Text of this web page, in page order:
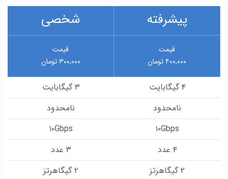
شخصی
قیمت
۳۰۰,۰۰۰ تومان
۳ گیگابایت
نامحدود
۱۰Gbps
۳ عدد
۲ گیگاهرتز
پیشرفته
قیمت
۴۰۰,۰۰۰ تومان
۴ گیگابایت
نامحدود
۱۰Gbps
۴ عدد
۲ گیگاهرتز